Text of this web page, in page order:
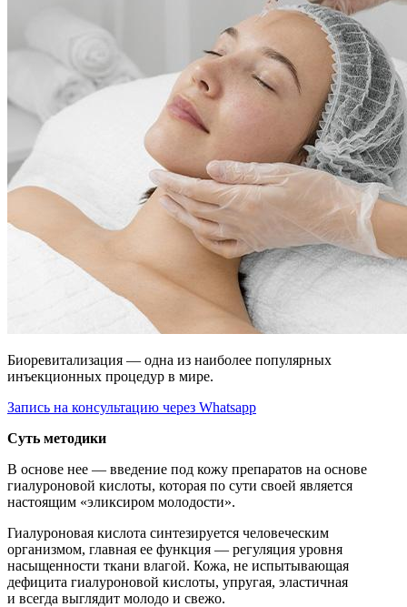
Биоревитализация — одна из наиболее популярных
инъекционных процедур в мире.
Запись на консультацию через Whatsapp
Суть методики
В основе нее — введение под кожу препаратов на основе
гиалуроновой кислоты, которая по сути своей является
настоящим «эликсиром молодости».
Гиалуроновая кислота синтезируется человеческим
организмом, главная ее функция — регуляция уровня
насыщенности ткани влагой. Кожа, не испытывающая
дефицита гиалуроновой кислоты, упругая, эластичная
и всегда выглядит молодо и свежо.